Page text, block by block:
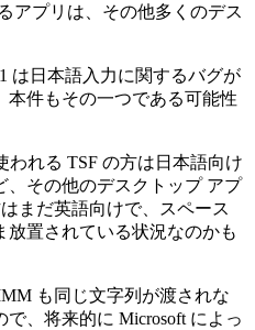
アプリは、その他多くのデス
は日本語入力に関するバグが
本件もその一つである可能性
われる TSF の方は日本語向け
、その他のデスクトップ アプ
まだ英語向けで、スペース
放置されている状況なのかも
も同じ文字列が渡されな
、将来的に Microsoft によっ